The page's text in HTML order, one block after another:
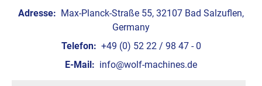
Adresse: Max-Planck-Straße 55, 32107 Bad Salzuflen,
Germany
Telefon: +49 (0) 52 22 / 98 47 - 0
E-Mail: info@wolf-machines.de